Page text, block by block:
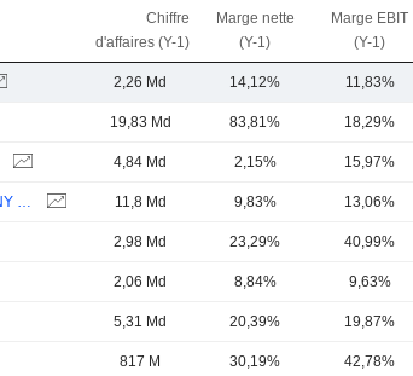
Chiffre
d'affaires (Y-1)
Marge nette
(Y-1)
Marge EBIT
(Y-1)
2,26 Md 14,12% 11,83%
19,83 Md 83,81% 18,29%
4,84 Md 2,15% 15,97%
ANHUI CONCH CEMENT COMPANY LIMITED 11,8 Md 9,83% 13,06%
2,98 Md 23,29% 40,99%
2,06 Md 8,84% 9,63%
5,31 Md 20,39% 19,87%
817 M 30,19% 42,78%